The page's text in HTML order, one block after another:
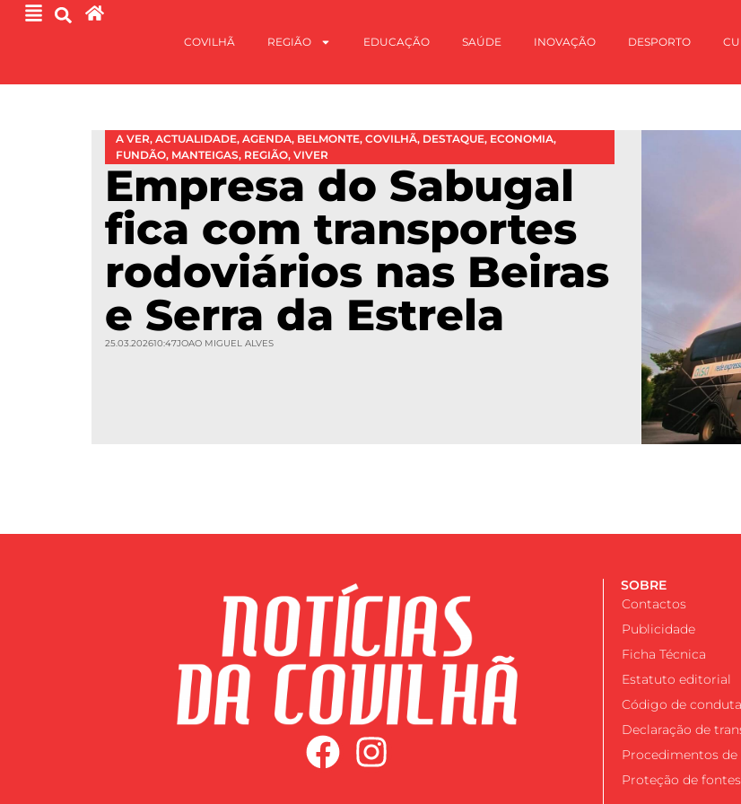
COVILHÃ REGIÃO EDUCAÇÃO SAÚDE INOVAÇÃO DESPORTO
A VER, ACTUALIDADE, AGENDA, BELMONTE, COVILHÃ, DESTAQUE, ECONOMIA,
FUNDÃO, MANTEIGAS, REGIÃO, VIVER
Empresa do Sabugal
fica com transportes
rodoviários nas Beiras
e Serra da Estrela
25.03.202610:47JOAO MIGUEL ALVES
SOBRE
Contactos
Publicidade
Ficha Técnica
Estatuto editorial
Código de conduta
Declaração de
Procedimentos de
Proteção de fontes